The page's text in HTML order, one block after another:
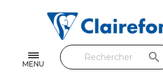
MENU
Feuilles & Copies
Beaux-arts & Dessin
search